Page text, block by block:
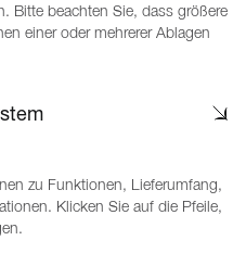
Bitte beachten Sie, dass größere
einer oder mehrerer Ablagen
zu Funktionen, Lieferumfang,
Klicken Sie auf die Pfeile,